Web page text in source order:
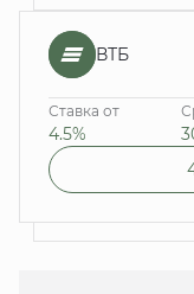
ВТБ
Ставка от
4.5%